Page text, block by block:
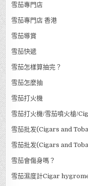
雪茄專門店
雪茄專門店 香港
雪茄導賞
雪茄快遞
雪茄怎樣算抽完？
雪茄怎麼抽
雪茄打火機
雪茄打火機/雪茄噴火槍/
雪茄批发(Cigars and
雪茄批发(Cigars and
雪茄會傷身嗎？
雪茄濕度計Cigar